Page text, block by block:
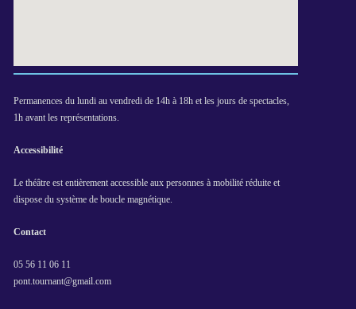
Permanences du lundi au vendredi de 14h à 18h et les jours de spectacles,
1h avant les représentations.
Accessibilité
Le théâtre est entièrement accessible aux personnes à mobilité réduite et
dispose du système de boucle magnétique.
Contact
05 56 11 06 11
pont.tournant@gmail.com